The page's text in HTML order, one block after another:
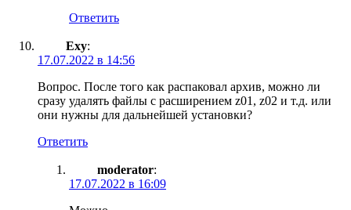
Ответить
Exy:
17.07.2022 в 14:56
Вопрос. После того как распаковал архив, можно ли
сразу удалять файлы с расширением z01, z02 и т.д. или
они нужны для дальнейшей установки?
Ответить
moderator:
17.07.2022 в 16:09